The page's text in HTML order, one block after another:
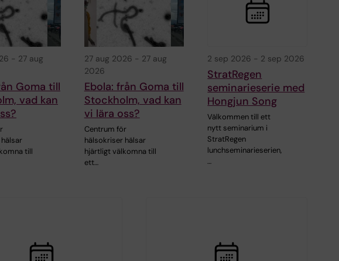
- 27 aug
Goma till
vad kan
till
27 aug 2026 - 27 aug
2026
Ebola: från Goma till
Stockholm, vad kan
vi lära oss?
Centrum för
hälsokriser hälsar
hjärtligt välkomna till
ett…
2 sep 2026 - 2 sep 2026
StratRegen
seminarieserie med
Hongjun Song
Välkommen till ett
nytt seminarium i
StratRegen
lunchseminarieserien,
…